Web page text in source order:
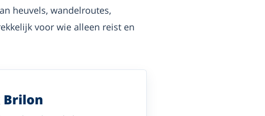
heuvels, wandelroutes,
voor wie alleen reist en
Brilon